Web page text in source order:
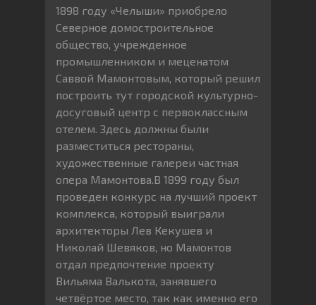
1898 году «Челыши» приобрело
Северное домостроительное
общество, учрежденное
промышленником и меценатом
Саввой Мамонтовым, который решил
построить тут городской культурно-
досуговый центр с первоклассным
отелем. Здесь должны были
разместиться рестораны,
художественные галереи частная
опера Мамонтова.В 1899 году был
проведен конкурс на лучший проект
комплекса, который выиграли
архитекторы Лев Кекушев и
Николай Шевяков, но Мамонтов
отдал предпочтение проекту
Вильяма Валькота, занявшего
четвёртое место, так как именно его